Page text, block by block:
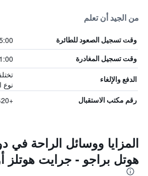
من الجيد أن تعلم
وقت تسجيل الصعود للطائرة
وقت تسجيل المغادرة
الدفع والإلغاء
نوع
رقم مكتب الاستقبال +420 267 031 111
المزايا ووسائل الراحة في
هوتل براجو - جرايت هوتلز